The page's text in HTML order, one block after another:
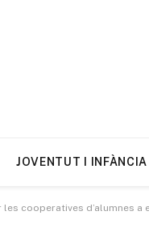
JOVENTUT I INFÀNCIA
cooperatives d’alumnes a